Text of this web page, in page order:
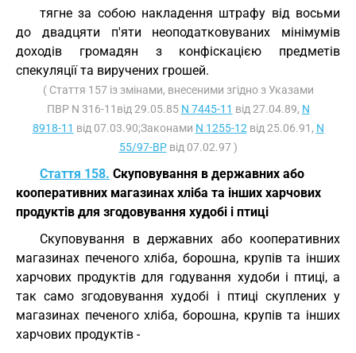
тягне за собою накладення штрафу від восьми
до двадцяти п'яти неоподатковуваних мінімумів
доходів громадян з конфіскацією предметів
спекуляції та виручених грошей.
( Стаття 157 із змінами, внесеними згідно з Указами
ПВР N 316-11від 29.05.85 N 7445-11 від 27.04.89, N
8918-11 від 07.03.90;Законами N 1255-12 від 25.06.91, N
55/97-ВРвід 07.02.97 )
Стаття 158. Скуповування в державних або
кооперативних магазинах хліба та інших харчових
продуктів для згодовування худобі і птиці
Скуповування в державних або кооперативних
магазинах печеного хліба, борошна, крупів та інших
харчових продуктів для годування худоби і птиці, а
так само згодовування худобі і птиці скуплених у
магазинах печеного хліба, борошна, крупів та інших
харчових продуктів -